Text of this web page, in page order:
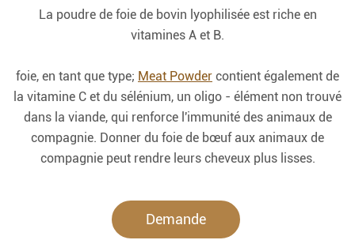
La poudre de foie de bovin lyophilisée est riche en
vitamines A et B.
foie, en tant que type; Meat Powder contient également de
la vitamine C et du sélénium, un oligo - élément non trouvé
dans la viande, qui renforce l'immunité des animaux de
compagnie. Donner du foie de bœuf aux animaux de
compagnie peut rendre leurs cheveux plus lisses.
Demande